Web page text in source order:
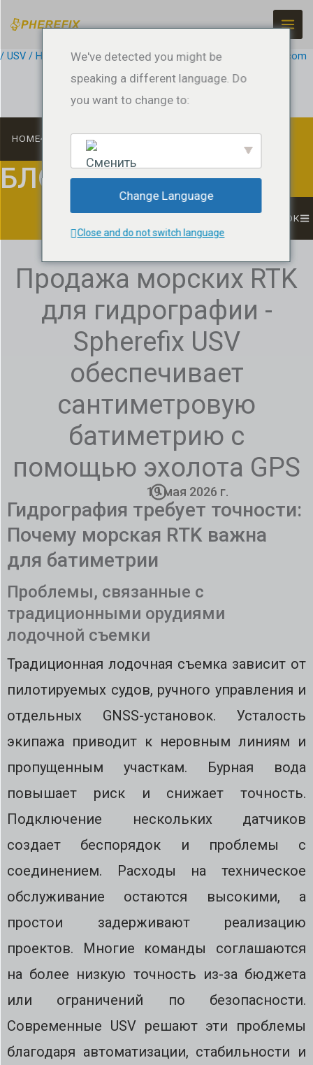
/ USV / Hydrographic Surveying/ По ссылке jeffreyrtk@gmail.com
HOME
БЛОГ
СПИСОК
Продажа морских RTK
для гидрографии -
Spherefix USV
обеспечивает
сантиметровую
батиметрию с
помощью эхолота GPS
19 мая 2026 г.
Гидрография требует точности:
Почему морская RTK важна
для батиметрии
Проблемы, связанные с
традиционными орудиями
лодочной съемки
Традиционная лодочная съемка зависит от
пилотируемых судов, ручного управления и
отдельных GNSS-установок. Усталость
экипажа приводит к неровным линиям и
пропущенным участкам. Бурная вода
повышает риск и снижает точность.
Подключение нескольких датчиков
создает беспорядок и проблемы с
соединением. Расходы на техническое
обслуживание остаются высокими, а
простои задерживают реализацию
проектов. Многие команды соглашаются
на более низкую точность из-за бюджета
или ограничений по безопасности.
Современные USV решают эти проблемы
благодаря автоматизации, стабильности и
We've detected you might be
speaking a different language. Do
you want to change to:
English
Change Language
Close and do not switch language